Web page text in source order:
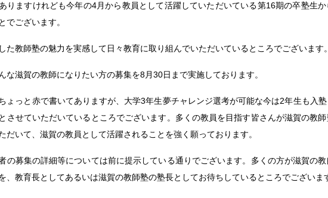
りますけれども今年の4月から教員として活躍していただいている第16期の卒塾生
でございます。
た教師塾の魅力を実感して日々教育に取り組んでいただいているところでございます。
な滋賀の教師になりたい方の募集を8月30日まで実施しております。
ょっと赤で書いてありますが、大学3年生夢チャレンジ選考が可能な今は2年生も入塾
させていただいているところでございます。多くの教員を目指す皆さんが滋賀の教
だいて、滋賀の教員として活躍されることを強く願っております。
の募集の詳細等については前に提示している通りでございます。多くの方が滋賀の
、教育長としてあるいは滋賀の教師塾の塾長としてお待ちしているところでございま